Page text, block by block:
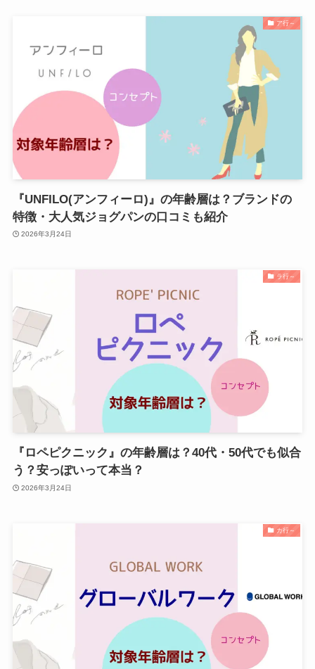
ア行～
『UNFILO(アンフィーロ)』の年齢層は？ブランドの
特徴・大人気ジョグパンの口コミも紹介
2026年3月24日
ラ行～
『ロペピクニック』の年齢層は？40代・50代でも似合
う？安っぽいって本当？
2026年3月24日
カ行～